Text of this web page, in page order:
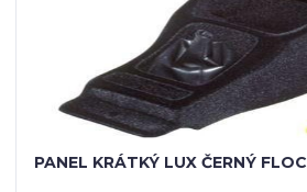
PANEL KRÁTKÝ LUX ČERNÝ